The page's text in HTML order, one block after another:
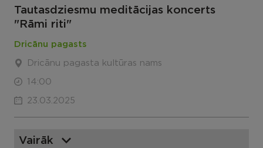
Tautasdziesmu meditācijas koncerts
"Rāmi riti"
Dricānu pagasts
Dricānu pagasta kultūras nams
14:00
23.03.2025
Vairāk